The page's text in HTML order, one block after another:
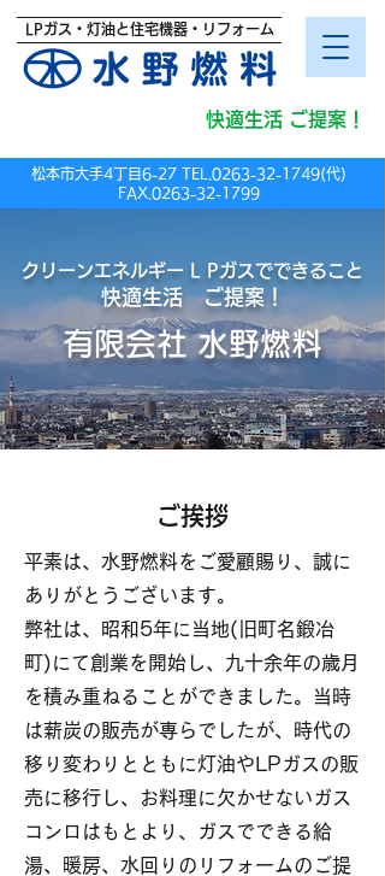
LPガス・灯油と住宅機器・リフォーム
快適生活 ご提案！
松本市大手4丁目6-27 TEL.0263-32-1749(代)
FAX.0263-32-1799
クリーンエネルギー L Pガスでできること
快適生活 ご提案！
有限会社 水野燃料
ご挨拶
平素は、水野燃料をご愛顧賜り、誠に
ありがとうございます。
弊社は、昭和5年に当地(旧町名鍛冶
町)にて創業を開始し、九十余年の歳月
を積み重ねることができました。当時
は薪炭の販売が専らでしたが、時代の
移り変わりとともに灯油やLPガスの販
売に移行し、お料理に欠かせないガス
コンロはもとより、ガスでできる給
湯、暖房、水回りのリフォームのご提